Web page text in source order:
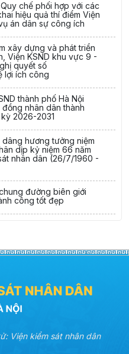
chế phối hợp với các
hiệu quả thí điểm Viện
án dân sự công ích
xây dựng và phát triển
Viện KSND khu vực 9 -
quyết số
lợi ích công
thành phố Hà Nội
nhân dân thành
2026-2031
dâng hương tưởng niệm
dịp kỷ niệm 66 năm
nhân dân (26/7/1960 -
đường biên giới
công tốt đẹp
Viện kiểm sát nhân dân